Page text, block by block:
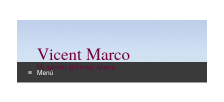
Vicent Marco
Mi opinión @Vicent_Marco
Menú